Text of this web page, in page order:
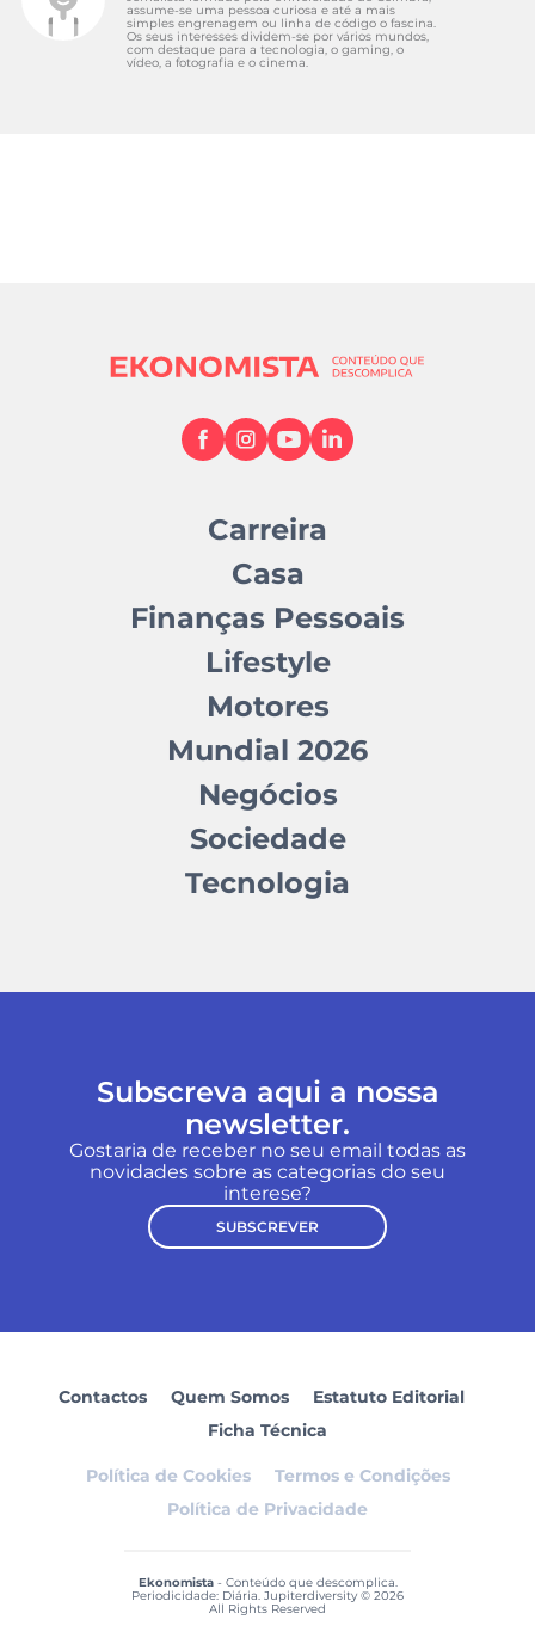
assume-se uma pessoa curiosa e até a mais
simples engrenagem ou linha de código o fascina.
Os seus interesses dividem-se por vários mundos,
com destaque para a tecnologia, o gaming, o
vídeo, a fotografia e o cinema.
Carreira
Casa
Finanças Pessoais
Lifestyle
Motores
Mundial 2026
Negócios
Sociedade
Tecnologia
Subscreva aqui a nossa
newsletter.
Gostaria de receber no seu email todas as
novidades sobre as categorias do seu
interese?
SUBSCREVER
Contactos Quem Somos
Estatuto Editorial
Ficha Técnica
Política de Cookies
Termos e Condições
Política de Privacidade
Ekonomista- Conteúdo que descomplica.
Periodicidade: Diária. Jupiterdiversity © 2026
All Rights Reserved